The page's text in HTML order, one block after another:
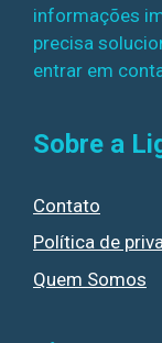
informações
precisa
entrar em
Sobre a
Contato
Política de
Quem Somos